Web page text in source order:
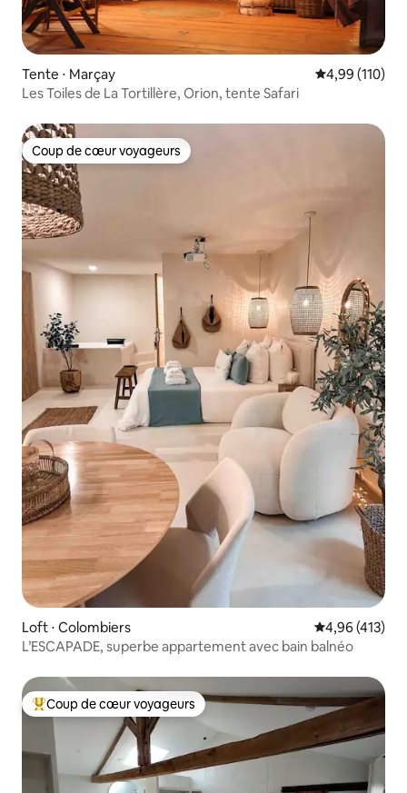
Tente ⋅ Marçay Évaluation
4,99 (110)
Les Toiles de La Tortillère, Orion, tente Safari
Coup de cœur voyageurs
Coup de cœur voyageurs
Loft ⋅ Colombiers Évaluation
4,96 (413)
L’ESCAPADE, superbe appartement avec bain balnéo
Coups de cœur voyageurs les plus appréciés
Coup de cœur voyageurs